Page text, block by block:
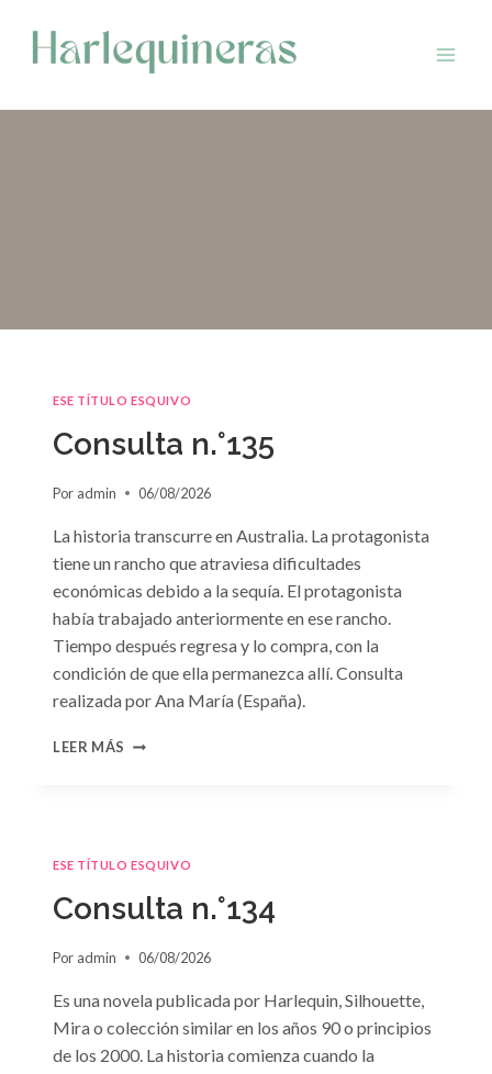
contenido
ESE TÍTULO ESQUIVO
Consulta n.°135
Por admin 06/08/2026
La historia transcurre en Australia. La protagonista
tiene un rancho que atraviesa dificultades
económicas debido a la sequía. El protagonista
había trabajado anteriormente en ese rancho.
Tiempo después regresa y lo compra, con la
condición de que ella permanezca allí. Consulta
realizada por Ana María (España).
LEER MÁS CONSULTA
ESE TÍTULO ESQUIVO
Consulta n.°134
Por admin 06/08/2026
Es una novela publicada por Harlequin, Silhouette,
Mira o colección similar en los años 90 o principios
de los 2000. La historia comienza cuando la